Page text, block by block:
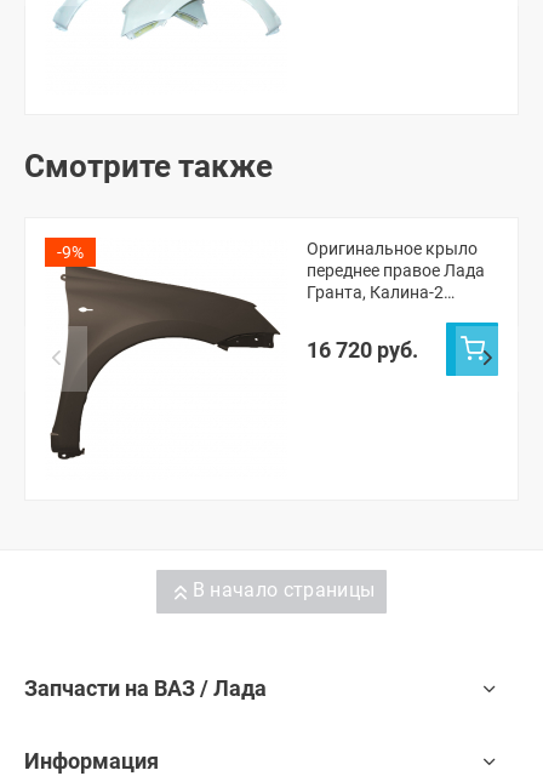
Смотрите также
-9%
Оригинальное крыло
переднее правое Лада
Гранта, Калина-2
16 720 руб.
В начало страницы
Запчасти на ВАЗ / Лада
Информация